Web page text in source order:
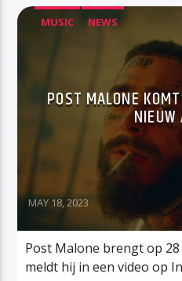
MUSIC NEWS
POST MALONE
NIEUW
MAY 18, 2023
Post Malone brengt op
meldt hij in een video op